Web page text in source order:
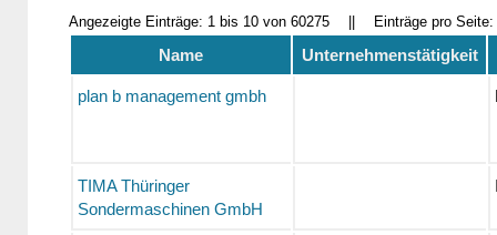
Angezeigte Einträge: 1 bis 10 von 60275 Einträge pro Seite:
Name Unternehmenstätigkeit
plan b management gmbh
TIMA Thüringer
Sondermaschinen GmbH